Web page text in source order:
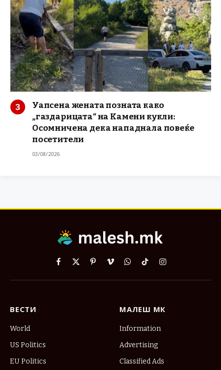
Уапсена жената позната како
„газдарицата“ на Камени кукли:
Осомничена дека нападнала повеќе
посетители
03/08/2026
Facebook
X
PinterestVimeoWhatsApp
TikTokInstagram
ВЕСТИ
World
US Politics
EU Politics
МАЛЕШ МК
Information
Advertising
Classified Ads